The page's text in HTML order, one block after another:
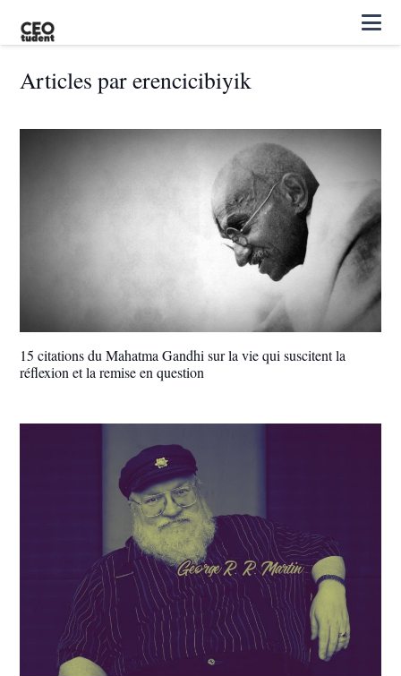
Articles par erencicibiyik
15 citations du Mahatma Gandhi sur la vie qui suscitent la
réflexion et la remise en question